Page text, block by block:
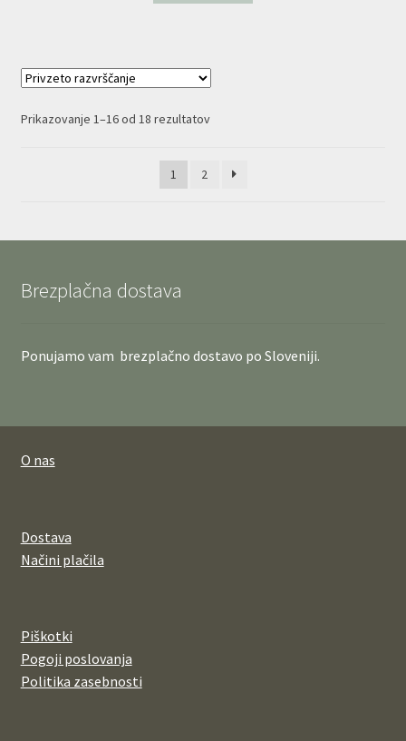
Prikazovanje 1–16 od 18 rezultatov
1 2
Brezplačna dostava
Ponujamo vam brezplačno dostavo po Sloveniji.
O nas
Dostava
Načini plačila
Piškotki
Pogoji poslovanja
Politika zasebnosti